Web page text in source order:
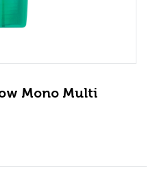
Mono Multi